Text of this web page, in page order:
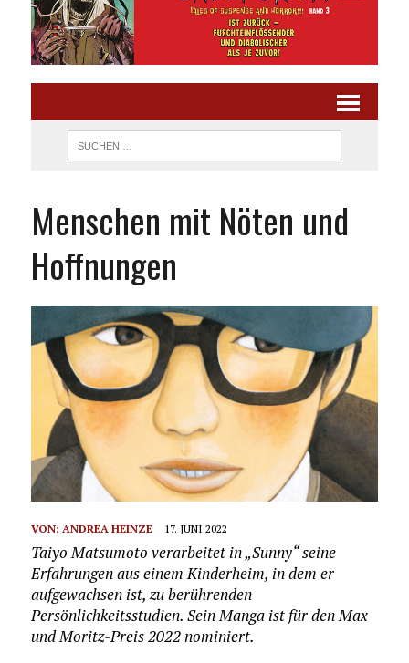
Menschen mit Nöten und
Hoffnungen
VON: ANDREA HEINZE 17. JUNI 2022
Taiyo Matsumoto verarbeitet in „Sunny“ seine
Erfahrungen aus einem Kinderheim, in dem er
aufgewachsen ist, zu berührenden
Persönlichkeitsstudien. Sein Manga ist für den Max
und Moritz-Preis 2022 nominiert.